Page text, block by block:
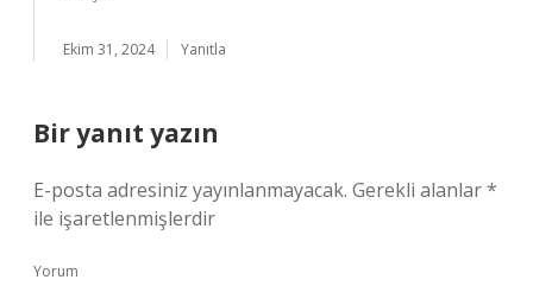
Ekim 31, 2024 Yanıtla
Bir yanıt yazın
E-posta adresiniz yayınlanmayacak. Gerekli alanlar*
ile işaretlenmişlerdir
Yorum